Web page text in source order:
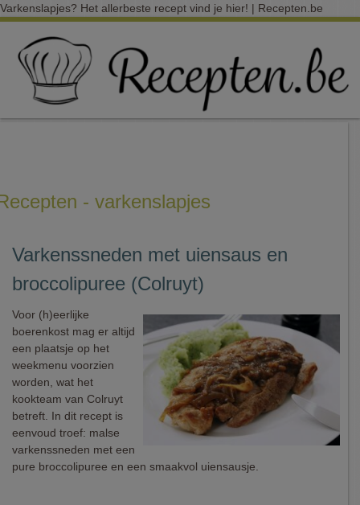
Varkenslapjes? Het allerbeste recept vind je hier! | Recepten.be
- varkenslapjes
Varkenssneden met uiensaus en
broccolipuree (Colruyt)
Voor (h)eerlijke
boerenkost mag er altijd
een plaatsje op het
weekmenu voorzien
worden, wat het
kookteam van Colruyt
betreft. In dit recept is
eenvoud troef: malse
varkenssneden met een
pure broccolipuree en een smaakvol uiensausje.